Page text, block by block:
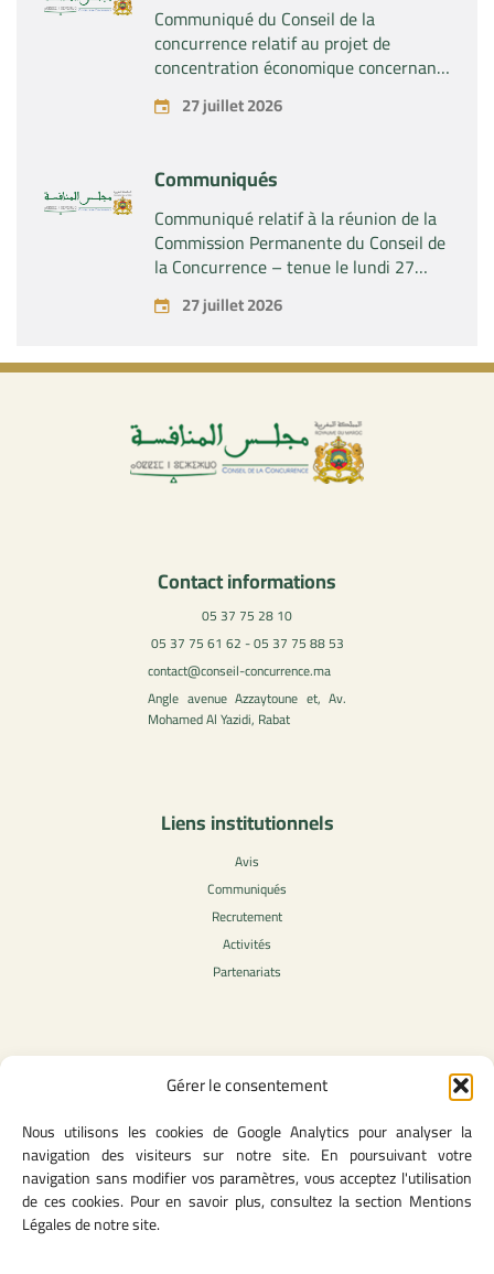
Gérer le consentement
Nous utilisons les cookies de Google Analytics pour analyser la
navigation des visiteurs sur notre site. En poursuivant votre
navigation sans modifier vos paramètres, vous acceptez l'utilisation
de ces cookies. Pour en savoir plus, consultez la section Mentions
Légales de notre site.
Communiqué du Conseil de la
concurrence relatif au projet de
concentration économique concernant
la prise par la société « Fives SAS » du
contrôle exclusif de la société « Aries
27 juillet 2026
Communiqués
Communiqué relatif à la réunion de la
Commission Permanente du Conseil de
la Concurrence – tenue le lundi 27
juillet 2026
27 juillet 2026
Contact informations
05 37 75 28 10
05 37 75 61 62 - 05 37 75 88 53
contact@conseil-concurrence.ma
Angle avenue Azzaytoune et, Av.
Mohamed Al Yazidi, Rabat
Liens institutionnels
Avis
Communiqués
Recrutement
Activités
Partenariats
Contenu légale
CGU
Mentions légales
Politique des cookies